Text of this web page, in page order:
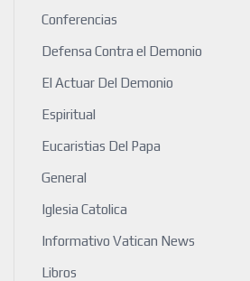
Conferencias
Defensa Contra el Demonio
El Actuar Del Demonio
Espiritual
Eucaristias Del Papa
General
Iglesia Catolica
Informativo Vatican News
Libros